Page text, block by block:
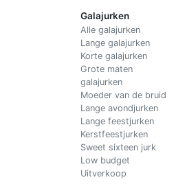
Galajurken
Alle galajurken
Lange galajurken
Korte galajurken
Grote maten
galajurken
Moeder van de bruid
Lange avondjurken
Lange feestjurken
Kerstfeestjurken
Sweet sixteen jurk
Low budget
Uitverkoop